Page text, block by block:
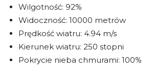
Wilgotność: 92%
Widoczność: 10000 metrów
Prędkość wiatru: 4.94 m/s
Kierunek wiatru: 250 stopni
Pokrycie nieba chmurami: 100%